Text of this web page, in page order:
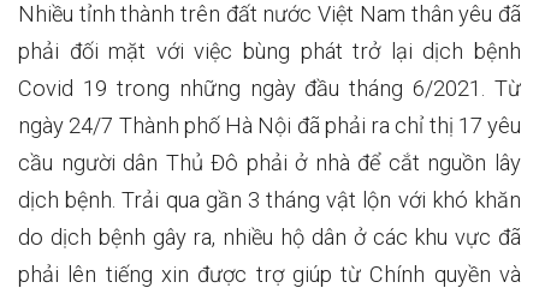
Nhiều tỉnh thành trên đất nước Việt Nam thân yêu đã
phải đối mặt với việc bùng phát trở lại dịch bệnh
Covid 19 trong những ngày đầu tháng 6/2021. Từ
ngày 24/7 Thành phố Hà Nội đã phải ra chỉ thị 17 yêu
cầu người dân Thủ Đô phải ở nhà để cắt nguồn lây
dịch bệnh. Trải qua gần 3 tháng vật lộn với khó khăn
do dịch bệnh gây ra, nhiều hộ dân ở các khu vực đã
phải lên tiếng xin được trợ giúp từ Chính quyền và